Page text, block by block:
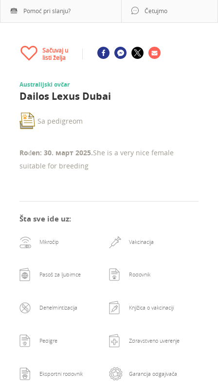
Pomoć pri slanju? Četujmo
Sačuvaj u
listi želja
Australijski ovčar
Dailos Lexus Dubai
Sa pedigreom
Rođen: 30. март 2025.She is a very nice female
suitable for breeding
Šta sve ide uz:
Mikročip Vakcinacija
Pasoš za ljubimce Rodovnik
Dehelmintizacija Knjižica o vakcinaciji
Pedigre Zdravstveno uverenje
Eksportni rodovnik Garancija odgajivača